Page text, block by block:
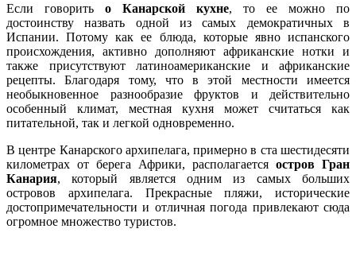
Если говорить о Канарской кухне, то ее можно по
достоинству назвать одной из самых демократичных в
Испании. Потому как ее блюда, которые явно испанского
происхождения, активно дополняют африканские нотки и
также присутствуют латиноамериканские и африканские
рецепты. Благодаря тому, что в этой местности имеется
необыкновенное разнообразие фруктов и действительно
особенный климат, местная кухня может считаться как
питательной, так и легкой одновременно.
В центре Канарского архипелага, примерно в ста шестидесяти
километрах от берега Африки, располагается остров Гран
Канария, который является одним из самых больших
островов архипелага. Прекрасные пляжи, исторические
достопримечательности и отличная погода привлекают сюда
огромное множество туристов.